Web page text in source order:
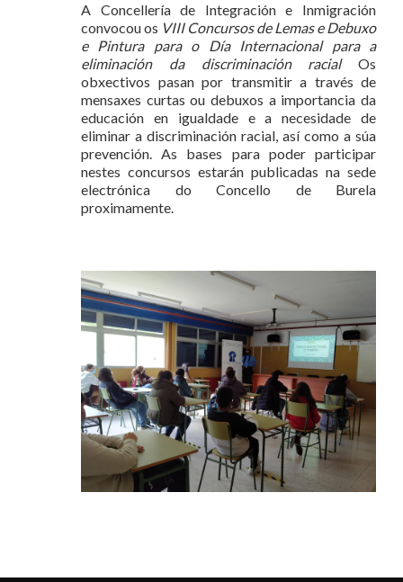
A Concellería de Integración e Inmigración
convocou os VIII Concursos de Lemas e Debuxo
e Pintura
para o Día Internacional para a
eliminación da discriminación racialOs
obxectivos pasan por transmitir a través de
mensaxes curtas ou debuxos a importancia da
educación en igualdade e a necesidade de
eliminar a discriminación racial, así como a súa
prevención. As bases para poder participar
nestes concursos estarán publicadas na sede
electrónica do Concello de Burela
proximamente.